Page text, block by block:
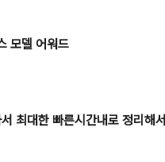
모델 어워드
최대한 빠른시간내로 정리해서